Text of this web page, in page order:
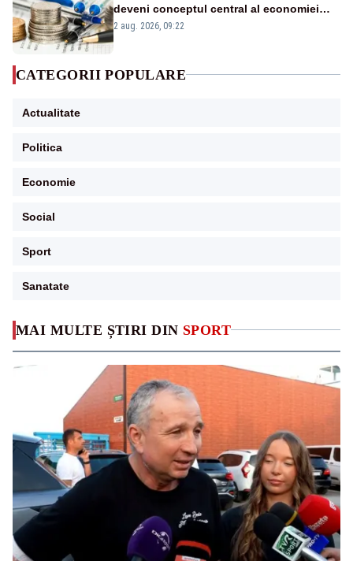
MAI MULTE ȘTIRI DIN SPORT
deveni conceptul central al economiei
viitoare?
2 aug. 2026, 09:22
CATEGORII POPULARE
Actualitate
Politica
Economie
Social
Sport
Sanatate